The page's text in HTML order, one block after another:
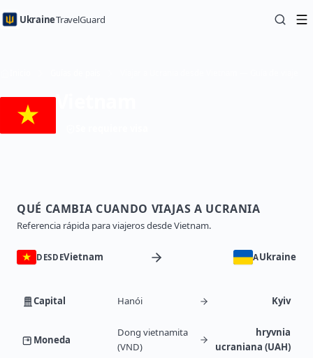
UkraineTravelGuard
QUÉ CAMBIA CUANDO VIAJAS A UCRANIA
Referencia rápida para viajeros desde Vietnam.
DESDEVietnam AUkraine
Capital Hanói Kyiv
Moneda
Dong vietnamita
(VND)
hryvnia
ucraniana (UAH)